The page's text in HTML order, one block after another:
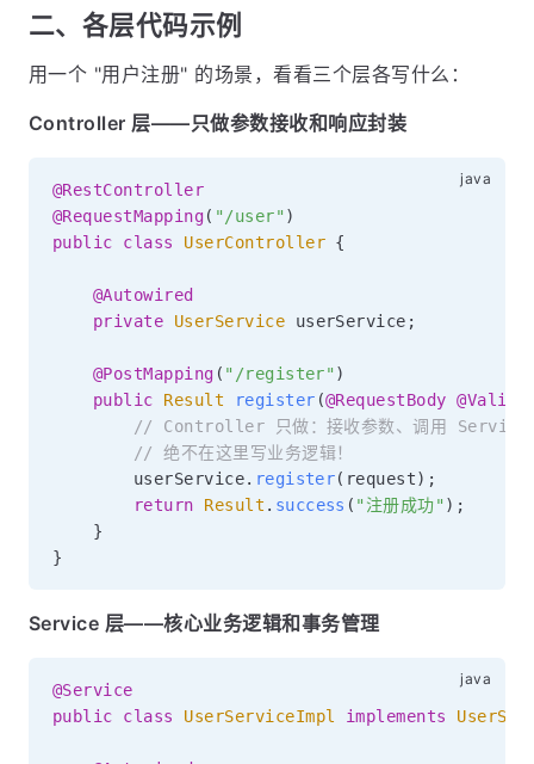
二、各层代码示例
用一个 "用户注册" 的场景，看看三个层各写什么：
Controller 层——只做参数接收和响应封装
@RestController
@RequestMapping( "/user" )
public
class UserController {
@Autowired
private
UserService userService ;
@PostMapping ( "/register" )
public
Result register (@RequestBody @Valid
// Controller 只做：接收参数、调用 Service
// 绝不在这里写业务逻辑！
        userService
. register( request) ;
return
Result . success ( "注册成功" ) ;
}
}
Service 层——核心业务逻辑和事务管理
@Service
public
class UserServiceImpl implements